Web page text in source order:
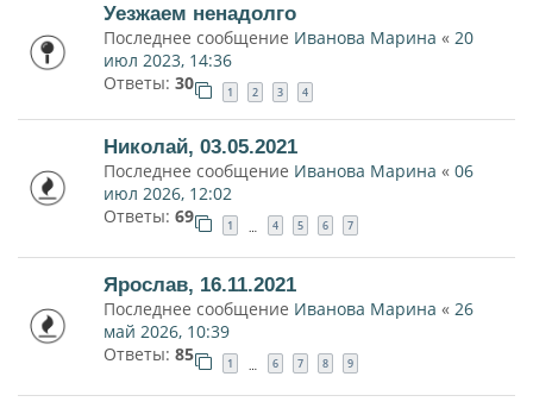
Уезжаем ненадолго
Последнее сообщение Иванова Марина « 20
июл 2023, 14:36
Ответы: 30 1 2 3 4
Николай, 03.05.2021
Последнее сообщение Иванова Марина « 06
июл 2026, 12:02
Ответы: 69 1 … 4 5 6 7
Ярослав, 16.11.2021
Последнее сообщение Иванова Марина « 26
май 2026, 10:39
Ответы: 85 1 … 6 7 8 9